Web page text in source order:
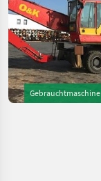
Gebrauchtmaschine